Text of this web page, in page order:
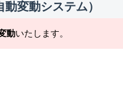
変動システム）
動いたします。